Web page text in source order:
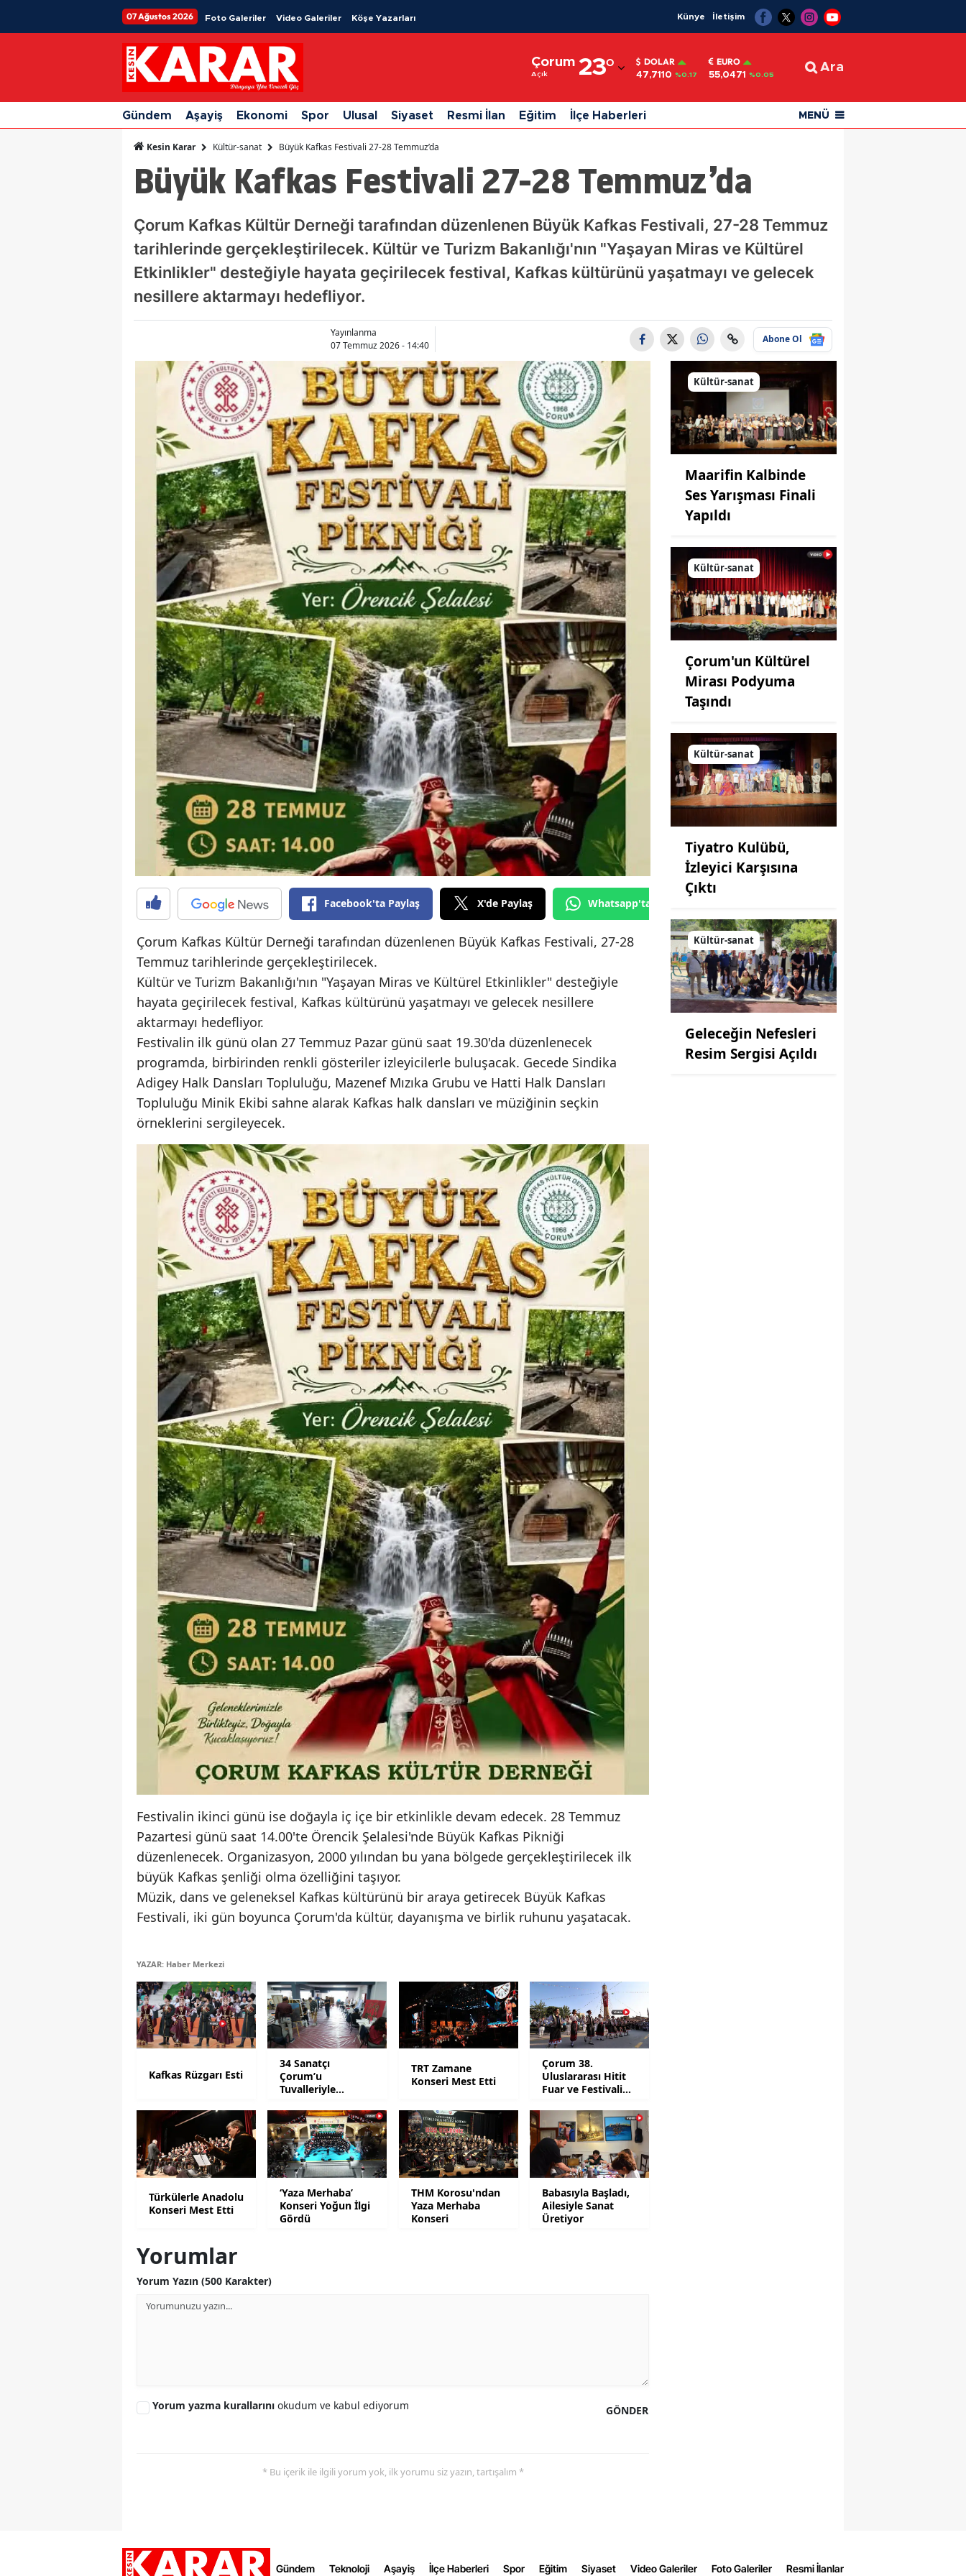
07 Ağustos 2026 Foto Galeriler Video Galeriler Köşe Yazarları Künye İletişim
Çorum
Açık 23°
Adıyaman
Afyonkarahisar
Ağrı
Ankara
Antalya
Artvin
Aydın
Bingöl
Bitlis
Bolu
Burdur
Bursa
Çanakkale
Çankırı
Çorum
Denizli
Diyarbakır
Edirne
Elazığ
Erzincan
Erzurum
Eskişehir
Gaziantep
Giresun
Gümüşhane
Hakkari
Mersin
İzmir
Kars
Kastamonu
Kırklareli
Kırşehir
Kocaeli
Konya
Kütahya
Malatya
Manisa
Kahramanmaraş
Mardin
Muğla
Muş
Nevşehir
Niğde
Ordu
Rize
Sakarya
Samsun
Siirt
Sinop
Sivas
Tekirdağ
Tokat
Trabzon
Tunceli
Uşak
Zonguldak
Aksaray
Bayburt
Karaman
Batman
Şırnak
Bartın
Ardahan
DOLAR
47,7110 %0.17
EURO
55,0471 %0.05
Ara
Gündem Aşayiş Ekonomi Spor Ulusal Siyaset Resmi İlan Eğitim İlçe Haberleri MENÜ
Kesin Karar Kültür-sanat Büyük Kafkas Festivali 27-28 Temmuz’da
Büyük Kafkas Festivali 27-28 Temmuz’da
Çorum Kafkas Kültür Derneği tarafından düzenlenen Büyük Kafkas Festivali, 27-28 Temmuz
tarihlerinde gerçekleştirilecek. Kültür ve Turizm Bakanlığı'nın "Yaşayan Miras ve Kültürel
Etkinlikler" desteğiyle hayata geçirilecek festival, Kafkas kültürünü yaşatmayı ve gelecek
nesillere aktarmayı hedefliyor.
Yayınlanma
07 Temmuz 2026 - 14:40
Abone Ol
Facebook'ta Paylaş X'de Paylaş Whatsapp'tan Gönder
Çorum Kafkas Kültür Derneği tarafından düzenlenen Büyük Kafkas Festivali, 27-28
Temmuz tarihlerinde gerçekleştirilecek.
Kültür ve Turizm Bakanlığı'nın "Yaşayan Miras ve Kültürel Etkinlikler" desteğiyle
hayata geçirilecek festival, Kafkas kültürünü yaşatmayı ve gelecek nesillere
aktarmayı hedefliyor.
Festivalin ilk günü olan 27 Temmuz Pazar günü saat 19.30'da düzenlenecek
programda, birbirinden renkli gösteriler izleyicilerle buluşacak. Gecede Sindika
Adigey Halk Dansları Topluluğu, Mazenef Mızıka Grubu ve Hatti Halk Dansları
Topluluğu Minik Ekibi sahne alarak Kafkas halk dansları ve müziğinin seçkin
örneklerini sergileyecek.
Festivalin ikinci günü ise doğayla iç içe bir etkinlikle devam edecek. 28 Temmuz
Pazartesi günü saat 14.00'te Örencik Şelalesi'nde Büyük Kafkas Pikniği
düzenlenecek. Organizasyon, 2000 yılından bu yana bölgede gerçekleştirilecek ilk
büyük Kafkas şenliği olma özelliğini taşıyor.
Müzik, dans ve geleneksel Kafkas kültürünü bir araya getirecek Büyük Kafkas
Festivali, iki gün boyunca Çorum'da kültür, dayanışma ve birlik ruhunu yaşatacak.
YAZAR: Haber Merkezi
Kafkas Rüzgarı Esti
34 Sanatçı
Çorum’u
Tuvalleriyle
TRT Zamane
Konseri Mest Etti
Çorum 38.
Uluslararası Hitit
Fuar ve Festivali
Türkülerle Anadolu
Konseri Mest Etti
‘Yaza Merhaba’
Konseri Yoğun İlgi
Gördü
THM Korosu'ndan
Yaza Merhaba
Konseri
Babasıyla Başladı,
Ailesiyle Sanat
Üretiyor
Yorumlar
Yorum Yazın (500 Karakter)
GÖNDER
Yorum yazma kurallarını okudum ve kabul ediyorum
* Bu içerik ile ilgili yorum yok, ilk yorumu siz yazın, tartışalım *
Kültür-sanat
Maarifin Kalbinde
Ses Yarışması Finali
Yapıldı
Kültür-sanat
Çorum'un Kültürel
Mirası Podyuma
Taşındı
Kültür-sanat
Tiyatro Kulübü,
İzleyici Karşısına
Çıktı
Kültür-sanat
Geleceğin Nefesleri
Resim Sergisi Açıldı
Gündem Teknoloji Aşayiş İlçe Haberleri Spor Eğitim Siyaset Video Galeriler Foto Galeriler Resmi İlanlar